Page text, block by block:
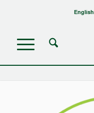
English